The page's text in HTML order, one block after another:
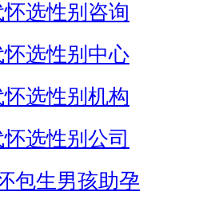
选性别咨询
选性别中心
选性别机构
选性别公司
包生男孩助孕